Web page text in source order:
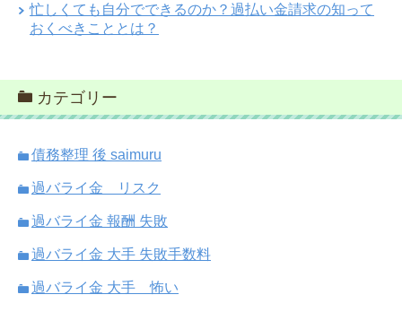
忙しくても自分でできるのか？過払い金請求の知って
おくべきこととは？
カテゴリー
債務整理 後 saimuru
過バライ金 リスク
過バライ金 報酬 失敗
過バライ金 大手 失敗手数料
過バライ金 大手 怖い